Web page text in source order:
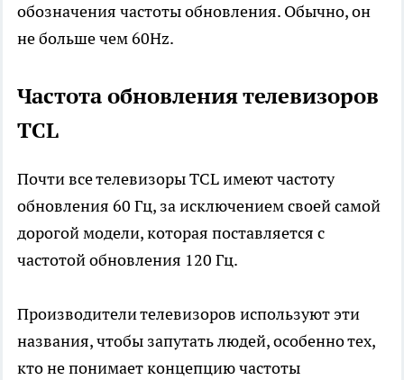
обозначения частоты обновления. Обычно, он
не больше чем 60Hz.
Частота обновления телевизоров
TCL
Почти все телевизоры TCL имеют частоту
обновления 60 Гц, за исключением своей самой
дорогой модели, которая поставляется с
частотой обновления 120 Гц.
Производители телевизоров используют эти
названия, чтобы запутать людей, особенно тех,
кто не понимает концепцию частоты